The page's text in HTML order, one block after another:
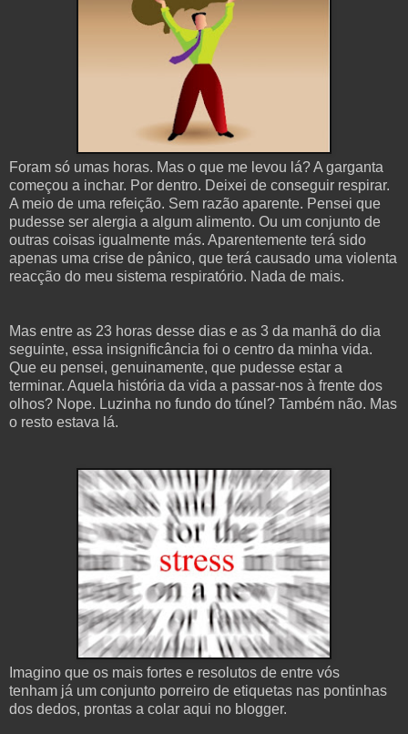
Foram só umas horas. Mas o que me levou lá? A garganta
começou a inchar. Por dentro. Deixei de conseguir respirar.
A meio de uma refeição. Sem razão aparente. Pensei que
pudesse ser alergia a algum alimento. Ou um conjunto de
outras coisas igualmente más. Aparentemente terá sido
apenas uma crise de pânico, que terá causado uma violenta
reacção do meu sistema respiratório. Nada de mais.
Mas entre as 23 horas desse dias e as 3 da manhã do dia
seguinte, essa insignificância foi o centro da minha vida.
Que eu pensei, genuinamente, que pudesse estar a
terminar. Aquela história da vida a passar-nos à frente dos
olhos? Nope. Luzinha no fundo do túnel? Também não. Mas
o resto estava lá.
Imagino que os mais fortes e resolutos de entre vós
tenham já um conjunto porreiro de etiquetas nas pontinhas
dos dedos, prontas a colar aqui no blogger.